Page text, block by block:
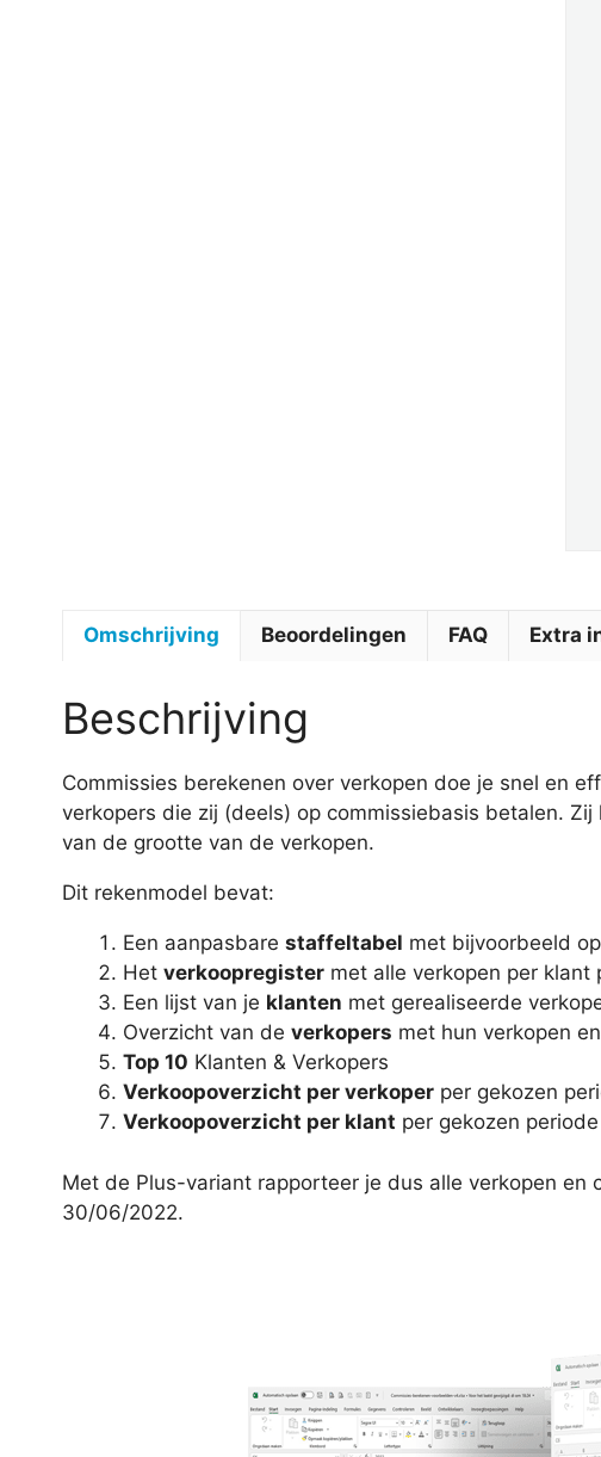
Omschrijving Beoordelingen FAQ Extra
Beschrijving
Commissies berekenen over verkopen doe je snel en
verkopers die zij (deels) op commissiebasis betalen.
van de grootte van de verkopen.
Dit rekenmodel bevat:
Een aanpasbare staffeltabel met bijvoorbeeld
Het verkoopregister met alle verkopen per klant
Een lijst van je klanten met gerealiseerde
Overzicht van de verkopers met hun verkopen
Top 10 Klanten & Verkopers
Verkoopoverzicht per verkoper per gekozen
Verkoopoverzicht per klant per gekozen
Met de Plus-variant rapporteer je dus alle verkopen en
30/06/2022.